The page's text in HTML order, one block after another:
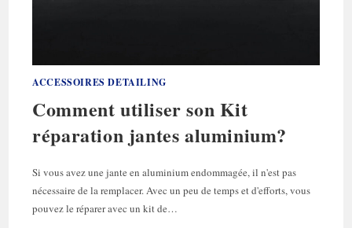
ACCESSOIRES DETAILING
Comment utiliser son Kit
réparation jantes aluminium?
Si vous avez une jante en aluminium endommagée, il n'est pas
nécessaire de la remplacer. Avec un peu de temps et d'efforts, vous
pouvez le réparer avec un kit de…